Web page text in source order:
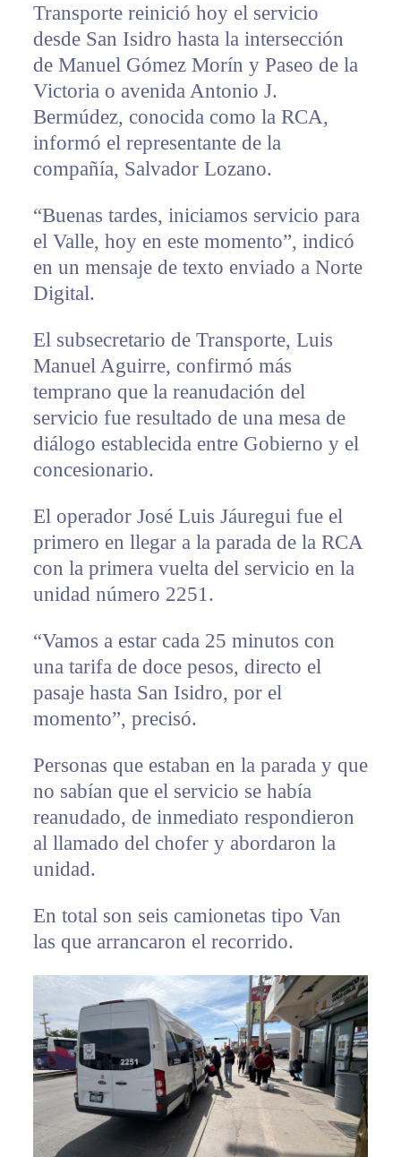
Transporte reinició hoy el servicio
desde San Isidro hasta la intersección
de Manuel Gómez Morín y Paseo de la
Victoria o avenida Antonio J.
Bermúdez, conocida como la RCA,
informó el representante de la
compañía, Salvador Lozano.
“Buenas tardes, iniciamos servicio para
el Valle, hoy en este momento”, indicó
en un mensaje de texto enviado a Norte
Digital.
El subsecretario de Transporte, Luis
Manuel Aguirre, confirmó más
temprano que la reanudación del
servicio fue resultado de una mesa de
diálogo establecida entre Gobierno y el
concesionario.
El operador José Luis Jáuregui fue el
primero en llegar a la parada de la RCA
con la primera vuelta del servicio en la
unidad número 2251.
“Vamos a estar cada 25 minutos con
una tarifa de doce pesos, directo el
pasaje hasta San Isidro, por el
momento”, precisó.
Personas que estaban en la parada y que
no sabían que el servicio se había
reanudado, de inmediato respondieron
al llamado del chofer y abordaron la
unidad.
En total son seis camionetas tipo Van
las que arrancaron el recorrido.